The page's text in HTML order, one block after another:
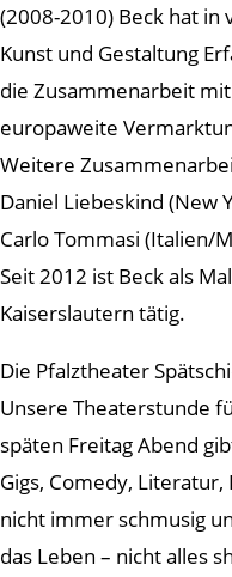
(2008-2010) Beck hat
Kunst und Gestaltung
die Zusammenarbeit
europaweite
Weitere
Daniel Liebeskind (New
Carlo Tommasi (Italien/
Seit 2012 ist Beck als
Kaiserslautern tätig.
Die Pfalztheater
Unsere Theaterstunde
späten Freitag Abend
Gigs, Comedy,
nicht immer schmusig
das Leben – nicht alles